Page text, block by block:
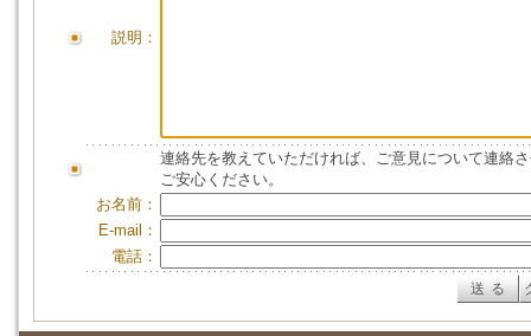
説明：
連絡先を教えていただければ、ご意見について連絡
ご安心ください。
お名前：
E-mail：
電話：